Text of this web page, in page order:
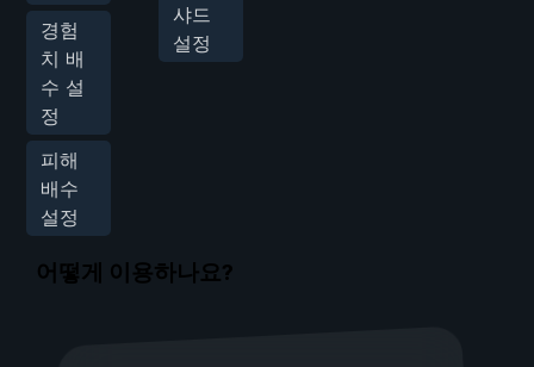
경험
치 배
수 설
정
피해
배수
설정
샤드
설정
어떻게 이용하나요?